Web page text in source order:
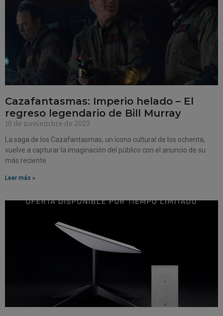
Cazafantasmas: Imperio helado – El
regreso legendario de Bill Murray
10 de noviembre de 2023
La saga de los Cazafantasmas, un ícono cultural de los ochenta,
vuelve a capturar la imaginación del público con el anuncio de su
más reciente
Leer más »